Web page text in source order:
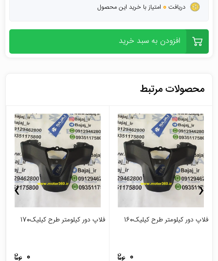
دریافت 0امتیاز با خرید این محصول
افزودن به سبد خرید
محصولات مرتبط
فلاپ دور کیلومتر طرح کیلیک160
0
فلاپ دور کیلومتر طرح کیلیک170
0
‹
›